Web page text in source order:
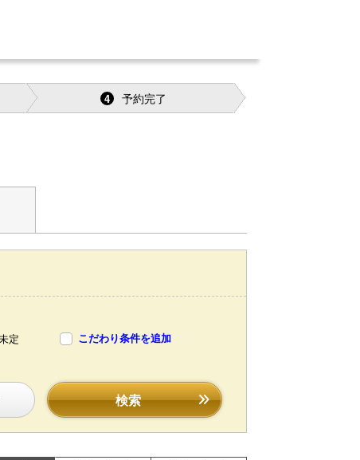
4 予約完了
定
こだわり条件を追加
検索